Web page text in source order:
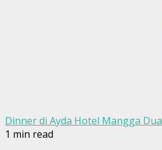
Dinner di Ayda Hotel Mangga Dua
1 min read